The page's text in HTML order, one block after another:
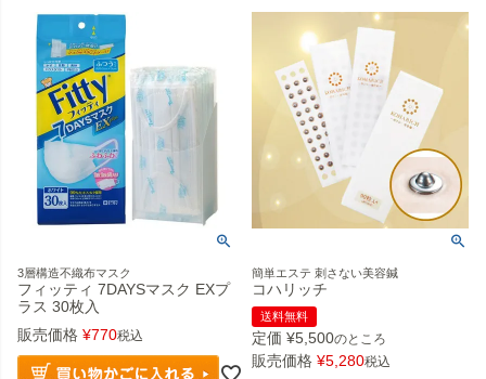
3層構造不織布マスク
フィッティ 7DAYSマスク EXプ
ラス 30枚入
販売価格 ¥770税込
簡単エステ 刺さない美容鍼
コハリッチ
送料無料
定価 ¥5,500のところ
販売価格 ¥5,280税込